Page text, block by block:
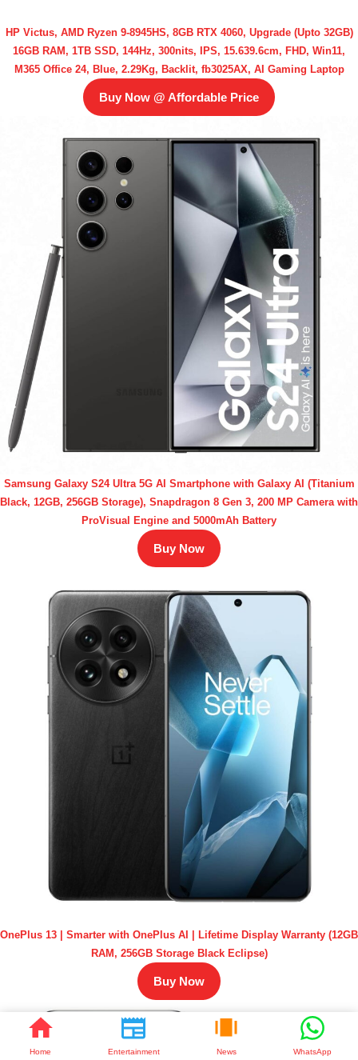
Home Entertainment News WhatsApp
HP Victus, AMD Ryzen 9-8945HS, 8GB RTX 4060, Upgrade (Upto 32GB)
16GB RAM, 1TB SSD, 144Hz, 300nits, IPS, 15.639.6cm, FHD, Win11,
M365 Office 24, Blue, 2.29Kg, Backlit, fb3025AX, AI Gaming Laptop
Buy Now @ Affordable Price
Samsung Galaxy S24 Ultra 5G AI Smartphone with Galaxy AI (Titanium
Black, 12GB, 256GB Storage), Snapdragon 8 Gen 3, 200 MP Camera with
ProVisual Engine and 5000mAh Battery
Buy Now
OnePlus 13 | Smarter with OnePlus AI | Lifetime Display Warranty (12GB
RAM, 256GB Storage Black Eclipse)
Buy Now